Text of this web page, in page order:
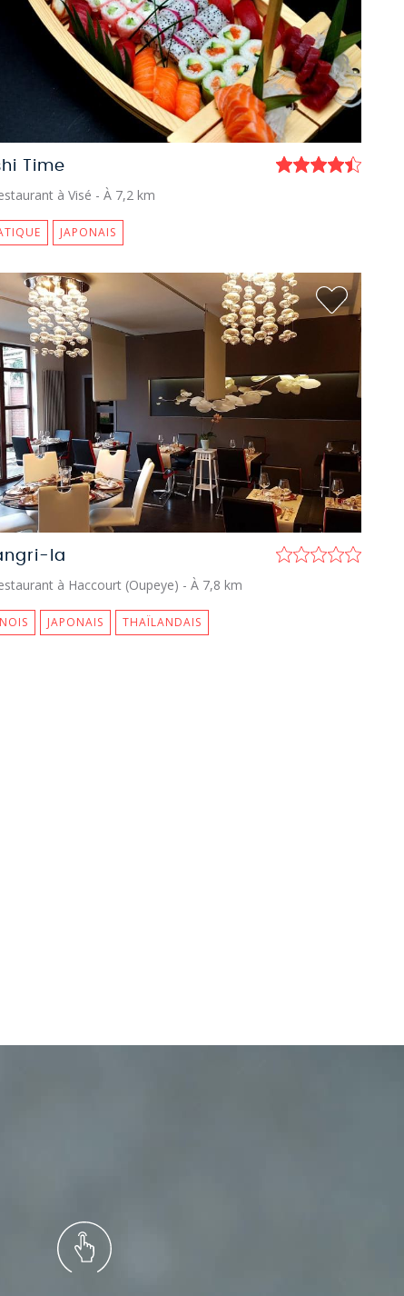
Time
à Visé - À 7,2 km
JAPONAIS
la
à Haccourt (Oupeye) - À 7,8 km
JAPONAIS THAÏLANDAIS